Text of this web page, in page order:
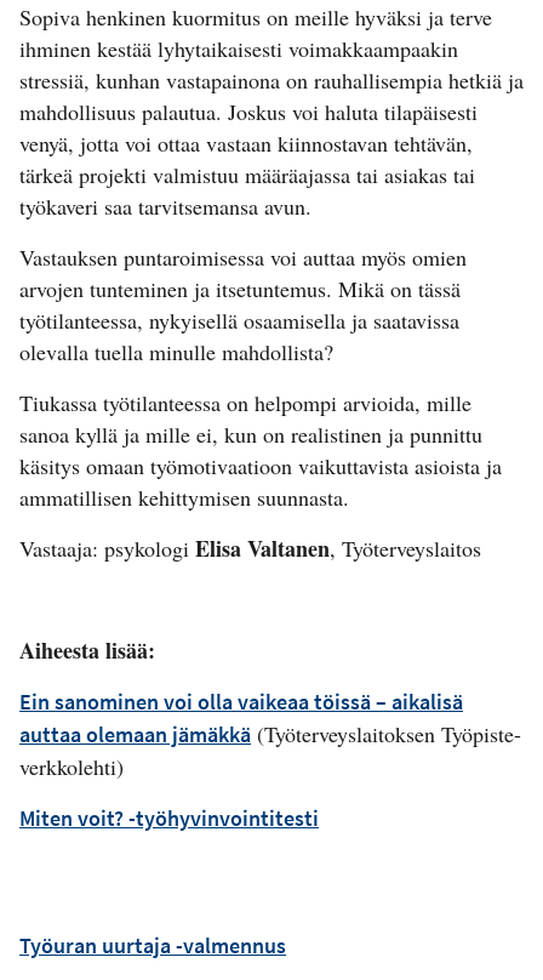
Sopiva henkinen kuormitus on meille hyväksi ja terve
ihminen kestää lyhytaikaisesti voimakkaampaakin
stressiä, kunhan vastapainona on rauhallisempia hetkiä ja
mahdollisuus palautua. Joskus voi haluta tilapäisesti
venyä, jotta voi ottaa vastaan kiinnostavan tehtävän,
tärkeä projekti valmistuu määräajassa tai asiakas tai
työkaveri saa tarvitsemansa avun.
Vastauksen puntaroimisessa voi auttaa myös omien
arvojen tunteminen ja itsetuntemus. Mikä on tässä
työtilanteessa, nykyisellä osaamisella ja saatavissa
olevalla tuella minulle mahdollista?
Tiukassa työtilanteessa on helpompi arvioida, mille
sanoa kyllä ja mille ei, kun on realistinen ja punnittu
käsitys omaan työmotivaatioon vaikuttavista asioista ja
ammatillisen kehittymisen suunnasta.
Vastaaja: psykologi Elisa Valtanen, Työterveyslaitos
Aiheesta lisää:
Ein sanominen voi olla vaikeaa töissä – aikalisä
auttaa olemaan jämäkkä (Työterveyslaitoksen Työpiste-
verkkolehti)
Miten voit? -työhyvinvointitesti
Työuran uurtaja -valmennus